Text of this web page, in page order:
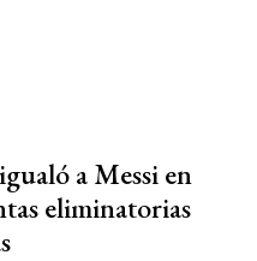
a Messi en
eliminatorias